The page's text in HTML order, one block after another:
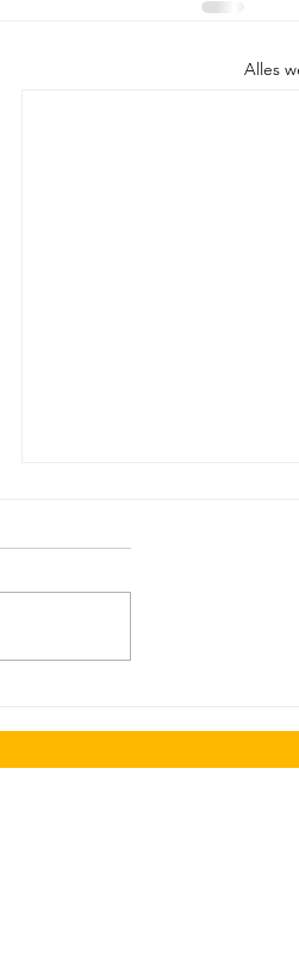
Alles